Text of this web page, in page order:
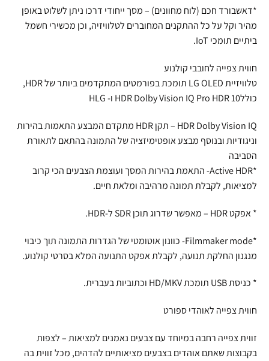
*דאשבורד חכם (לוח מחוונים) – מסך ייחודי דרכו ניתן לשלוט באופן
מהיר וקל על כל ההתקנים המחוברים לטלוויזיה, וכן מכשירי חשמל
ביתיים תומכי IoT.
חווית צפייה לחובבי קולנוע
טלוויזיית LG OLED תומכת בפורמטים המתקדמים ביותר של HDR,
כוללHDR Dolby Vision IQ Pro HDR 10 ו- HLG
HDR Dolby Vision IQ – תקן HDR מתקדם המבצע התאמות בהירות
וניגודיות ובנוסף מבצע אופטימיזציה של התמונה בהתאם לתאורת
הסביבה
*Active HDR- התאמת בהירות המסך ועוצמת הצבעים הכי קרוב
למציאות, לקבלת תמונה מרהיבה ומלאת חיים.
* אפקט HDR – מאפשר שדרוג תוכן SDR ל-HDR.
*Filmmaker mode- כוונון אוטומטי של הגדרות התמונה תוך כיבוי
מנגנון החלקת תנועה, לקבלת אפקט התנועה המלא בסרטי קולנוע.
* כניסת USB תומכת HD/MKV וכתוביות בעברית.
חווית צפייה לאוהדי ספורט
זווית צפייה רחבה במיוחד עם צבעים נאמנים למציאות – לצפות
בקבוצות שאתם אוהדים בצבעים מציאותיים להדהים, מכל זווית בה